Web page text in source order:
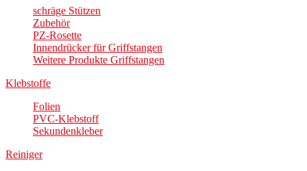
schräge Stützen
Zubehör
PZ-Rosette
Innendrücker für Griffstangen
Weitere Produkte Griffstangen
Klebstoffe
Folien
PVC-Klebstoff
Sekundenkleber
Reiniger